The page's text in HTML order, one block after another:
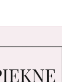
blond